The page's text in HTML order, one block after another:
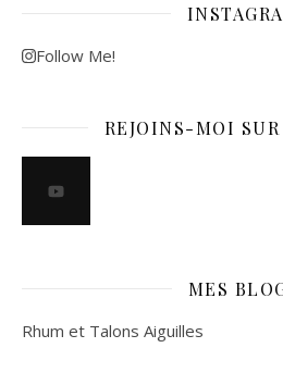
Follow Me!
REJOINS-MOI
MES
Rhum et Talons Aiguilles